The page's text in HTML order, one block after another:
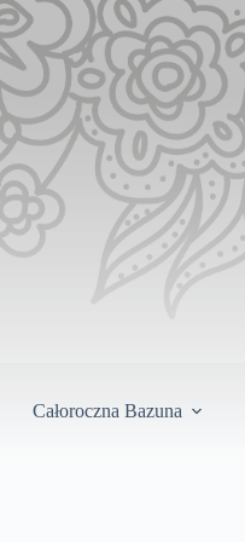
Całoroczna Bazuna